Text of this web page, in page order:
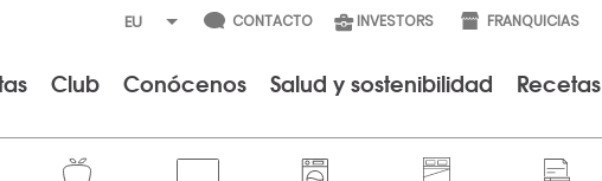
CONTACTO INVESTORS FRANQUICIAS
Club Conócenos Salud y sostenibilidad Recetas